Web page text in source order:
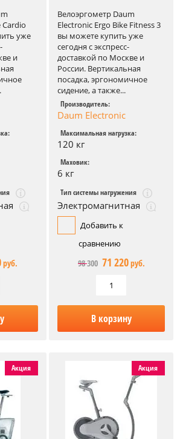
Cardio
уже
и
руб.
Велоэргометр Daum
Electronic Ergo Bike Fitness 3
вы можете купить уже
сегодня с экспресс-
доставкой по Москве и
России. Вертикальная
посадка, эргономичное
сидение, а также...
Производитель:
Daum Electronic
Максимальная нагрузка:
120 кг
Маховик:
6 кг
Тип системы нагружения
Электромагнитная
Добавить к
сравнению
98 300 71 220руб.
В корзину
Акция Акция